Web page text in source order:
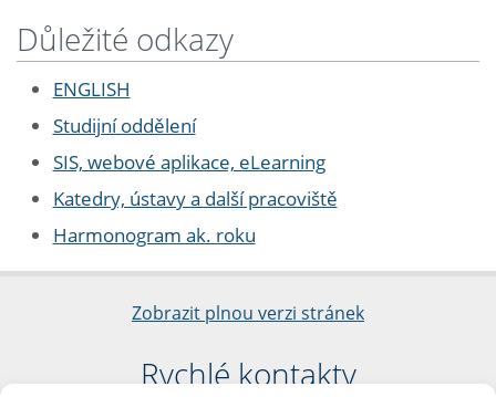
Důležité odkazy
ENGLISH
Studijní oddělení
SIS, webové aplikace, eLearning
Katedry, ústavy a další pracoviště
Harmonogram ak. roku
Zobrazit plnou verzi stránek
Rychlé kontakty